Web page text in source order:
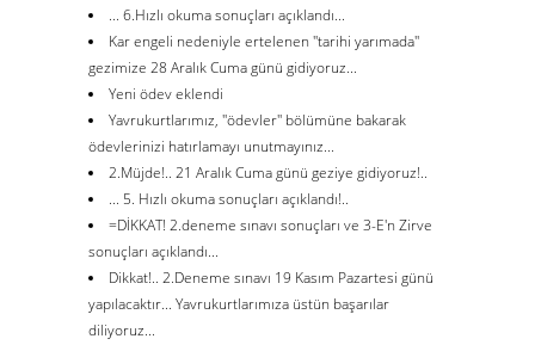
... 6.Hızlı okuma sonuçları açıklandı...
Kar engeli nedeniyle ertelenen ''tarihi yarımada''
gezimize 28 Aralık Cuma günü gidiyoruz...
Yeni ödev eklendi
Yavrukurtlarımız, ''ödevler'' bölümüne bakarak
ödevlerinizi hatırlamayı unutmayınız...
2.Müjde!.. 21 Aralık Cuma günü geziye gidiyoruz!..
... 5. Hızlı okuma sonuçları açıklandı!..
=DİKKAT! 2.deneme sınavı sonuçları ve 3-E'n Zirve
sonuçları açıklandı...
Dikkat!.. 2.Deneme sınavı 19 Kasım Pazartesi günü
yapılacaktır... Yavrukurtlarımıza üstün başarılar
diliyoruz...